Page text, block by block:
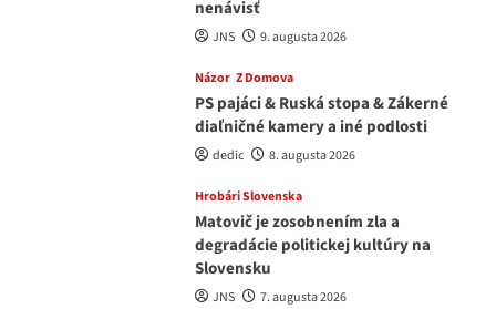
nenávisť
JNS 9. augusta 2026
Názor Z Domova
PS pajáci & Ruská stopa & Zákerné
diaľničné kamery a iné podlosti
dedic 8. augusta 2026
Hrobári Slovenska
Matovič je zosobnením zla a
degradácie politickej kultúry na
Slovensku
JNS 7. augusta 2026